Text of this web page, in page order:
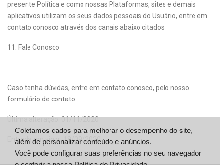
presente Política e como nossas Plataformas, sites e demais
aplicativos utilizam os seus dados pessoais do Usuário, entre em
contato conosco através dos canais abaixo citados.
11. Fale Conosco
Caso tenha dúvidas, entre em contato conosco, pelo nosso
formulário de contato.
Última alteração: 01/11/2020
Entrada em vigor: 18/09/2020
Coletamos dados para melhorar o desempenho do site,
além de personalizar conteúdo e anúncios.
Você pode configurar suas preferências no seu navegador